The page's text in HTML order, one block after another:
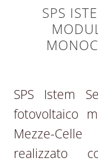
SPS
SPS Istem
fotovoltaico
Mezze-
realizzato